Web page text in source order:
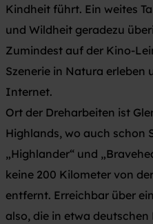
Kindheit führt. Ein weites
und Wildheit geradezu
Zumindest auf der Kino-
Szenerie in Natura erleben
Internet.
Ort der Dreharbeiten ist
Highlands, wo auch schon
„Highlander“ und
keine 200 Kilometer von
entfernt. Erreichbar über
also, die in etwa